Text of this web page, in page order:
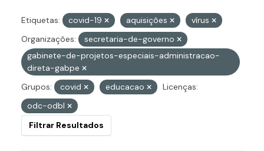
Etiquetas: covid-19 aquisições
vírus
Organizações:
secretaria-de-governo
gabinete-de-projetos-especiais-administracao-
direta-gabpe
Grupos:
covid educacao
Licenças:
odc-odbl
Filtrar Resultados